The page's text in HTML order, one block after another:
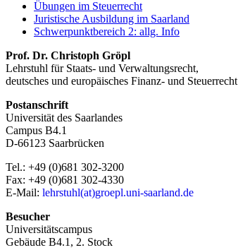
Übungen im Steuerrecht
Juristische Ausbildung im Saarland
Schwerpunktbereich 2: allg. Info
Prof. Dr. Christoph Gröpl
Lehrstuhl für Staats- und Verwaltungsrecht,
deutsches und europäisches Finanz- und Steuerrecht
Postanschrift
Universität des Saarlandes
Campus B4.1
D-66123 Saarbrücken
Tel.: +49 (0)681 302-3200
Fax: +49 (0)681 302-4330
E-Mail: lehrstuhl(at)groepl.uni-saarland.de
Besucher
Universitätscampus
Gebäude B4.1, 2. Stock